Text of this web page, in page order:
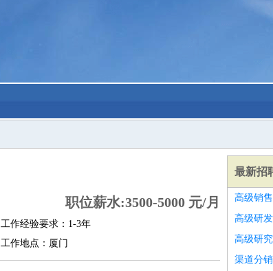
职位薪水:3500-5000 元/月
工作经验要求：1-3年
工作地点：厦门
最新招
高级销
高级研
高级研
渠道分